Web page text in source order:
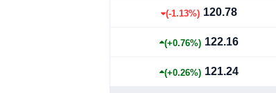
120.78
(-1.13%)
122.16
(+0.76%)
121.24
(+0.26%)